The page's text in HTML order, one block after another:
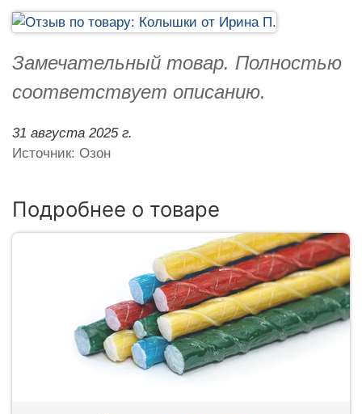
Замечательный товар. Полностью
соответствует описанию.
31 августа 2025 г.
Источник: Озон
Подробнее о товаре